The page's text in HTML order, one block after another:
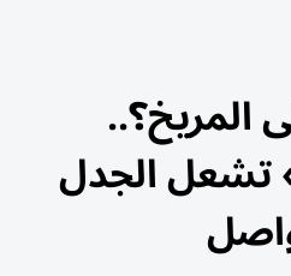
تشعل الجدل